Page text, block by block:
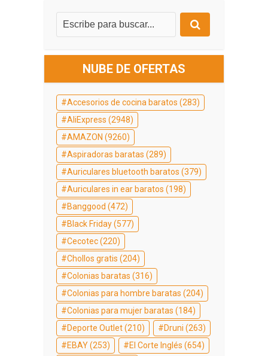
NUBE DE OFERTAS
Accesorios de cocina baratos (283)
AliExpress (2948)
AMAZON (9260)
Aspiradoras baratas (289)
Auriculares bluetooth baratos (379)
Auriculares in ear baratos (198)
Banggood (472)
Black Friday(577)
Cecotec(220)
Chollos gratis (204)
Colonias baratas (316)
Colonias para hombre baratas (204)
Colonias para mujer baratas (184)
Deporte Outlet(210) Druni (263)
EBAY(253) El Corte Inglés (654)